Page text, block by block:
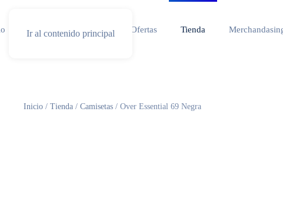
Ir al contenido principal
Especial competicion Ofertas Tienda
Inicio / Tienda / Camisetas / Over Essential 69 Negra